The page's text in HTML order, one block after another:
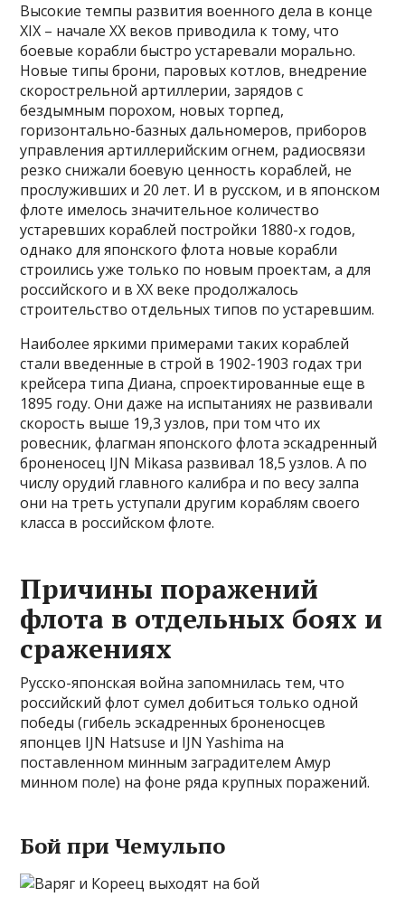
Высокие темпы развития военного дела в конце
XIX – начале XX веков приводила к тому, что
боевые корабли быстро устаревали морально.
Новые типы брони, паровых котлов, внедрение
скорострельной артиллерии, зарядов с
бездымным порохом, новых торпед,
горизонтально-базных дальномеров, приборов
управления артиллерийским огнем, радиосвязи
резко снижали боевую ценность кораблей, не
прослуживших и 20 лет. И в русском, и в японском
флоте имелось значительное количество
устаревших кораблей постройки 1880-х годов,
однако для японского флота новые корабли
строились уже только по новым проектам, а для
российского и в XX веке продолжалось
строительство отдельных типов по устаревшим.
Наиболее яркими примерами таких кораблей
стали введенные в строй в 1902-1903 годах три
крейсера типа Диана, спроектированные еще в
1895 году. Они даже на испытаниях не развивали
скорость выше 19,3 узлов, при том что их
ровесник, флагман японского флота эскадренный
броненосец IJN Mikasa развивал 18,5 узлов. А по
числу орудий главного калибра и по весу залпа
они на треть уступали другим кораблям своего
класса в российском флоте.
Причины поражений
флота в отдельных боях и
сражениях
Русско-японская война запомнилась тем, что
российский флот сумел добиться только одной
победы (гибель эскадренных броненосцев
японцев IJN Hatsuse и IJN Yashima на
поставленном минным заградителем Амур
минном поле) на фоне ряда крупных поражений.
Бой при Чемульпо